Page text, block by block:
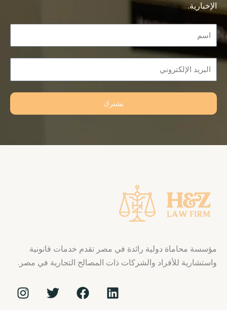
الإخبارية.
Name
Email
يشترك
مؤسسة محاماة دولية رائدة في مصر تقدم خدمات قانونية
واستشارية للأفراد والشركات ذات المصالح التجارية في مصر.
L
i
F
a
T
w
I
n